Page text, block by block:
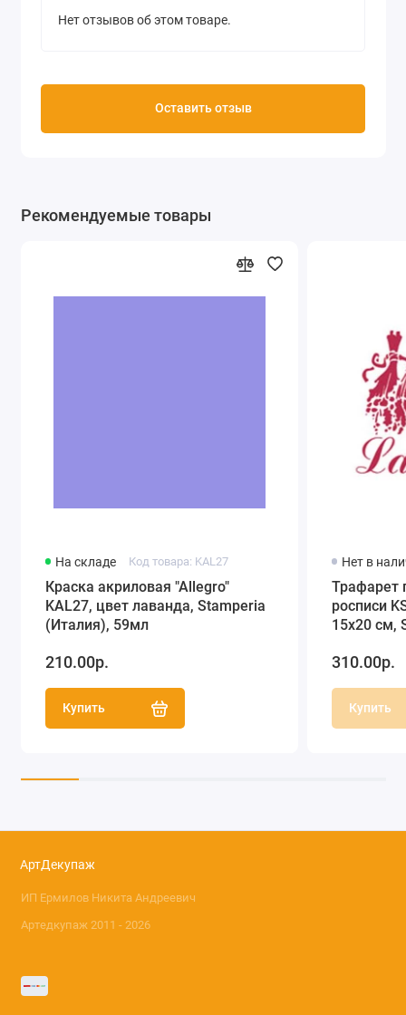
Нет отзывов об этом товаре.
Оставить отзыв
Рекомендуемые товары
На складе Код товара: KAL27
Краска акриловая "Allegro"
KAL27, цвет лаванда, Stamperia
(Италия), 59мл
210.00р.
Купить
Нет в
Трафарет
росписи
15х20 см,
310.00р.
Купить
АртДекупаж
ИП Ермилов Никита Андреевич
Артедкупаж 2011 - 2026